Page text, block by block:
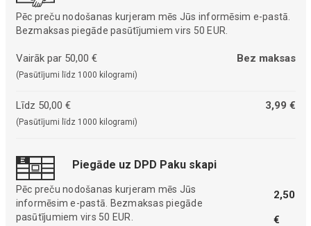
Pēc preču nodošanas kurjeram mēs Jūs informēsim e-pastā.
Bezmaksas piegāde pasūtījumiem virs 50 EUR.
Vairāk par 50,00 €
(Pasūtījumi līdz 1000 kilogrami)
Bez maksas
Līdz 50,00 €
(Pasūtījumi līdz 1000 kilogrami)
3,99 €
Piegāde uz DPD Paku skapi
Pēc preču nodošanas kurjeram mēs Jūs
informēsim e-pastā. Bezmaksas piegāde
pasūtījumiem virs 50 EUR.
2,50
€